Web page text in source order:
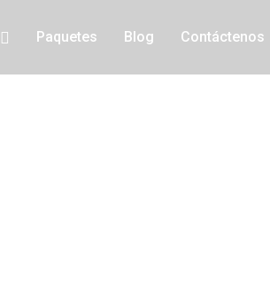
Paquetes Blog Contáctenos